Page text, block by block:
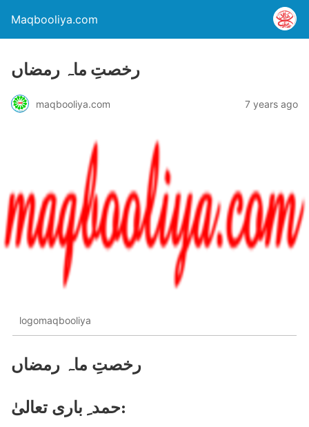
Maqbooliya.com
رخصتِ ماہ رمضاں
maqbooliya.com 7 years ago
logomaqbooliya
رخصتِ ماہ رمضاں
حمد ِ باری تعالیٰ: